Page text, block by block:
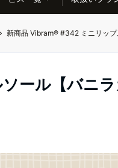
新商品 Vibram® #342 ミニリップ
ール【バニラ